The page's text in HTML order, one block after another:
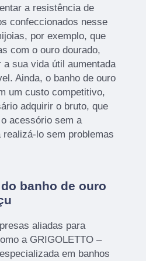
a resistência de
confeccionados nesse
por exemplo, que
com o ouro dourado,
a sua vida útil aumentada
Ainda, o banho de ouro
um custo competitivo,
adquirir o bruto, que
acessório sem a
lo sem problemas
banho de ouro
aliadas para
a GRIGOLETTO –
em banhos